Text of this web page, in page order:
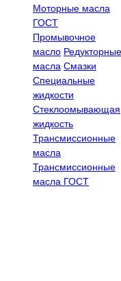
Моторные масла
ГОСТ
Промывочное
масло Редукторные
масла Смазки
Специальные
жидкости
Стеклоомывающая
жидкость
Трансмиссионные
масла
Трансмиссионные
масла ГОСТ